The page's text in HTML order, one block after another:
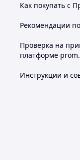
Как покупать с
Рекомендации
Проверка на
платформе
Инструкции и